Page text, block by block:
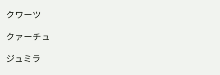
クワーツ
クァーチュ
ジュミラ